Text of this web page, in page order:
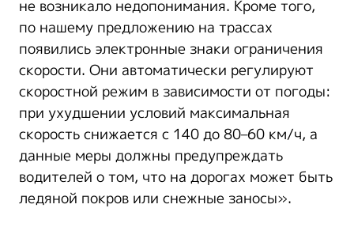
не возникало недопонимания. Кроме того,
по нашему предложению на трассах
появились электронные знаки ограничения
скорости. Они автоматически регулируют
скоростной режим в зависимости от погоды:
при ухудшении условий максимальная
скорость снижается с 140 до 80–60 км/ч, а
данные меры должны предупреждать
водителей о том, что на дорогах может быть
ледяной покров или снежные заносы».